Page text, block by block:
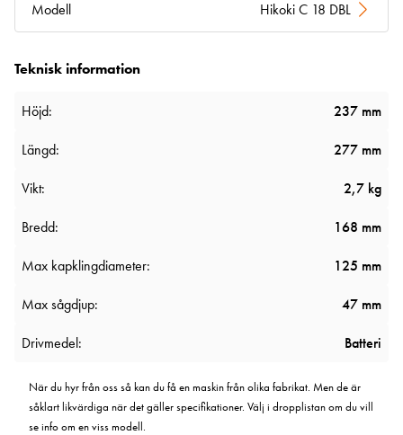
Modell Hikoki C 18 DBL
Teknisk information
Höjd: 237 mm
Längd: 277 mm
Vikt: 2,7 kg
Bredd: 168 mm
Max kapklingdiameter: 125 mm
Max sågdjup: 47 mm
Drivmedel: Batteri
När du hyr från oss så kan du få en maskin från olika fabrikat. Men de är
såklart likvärdiga när det gäller specifikationer. Välj i dropplistan om du vill
se info om en viss modell.